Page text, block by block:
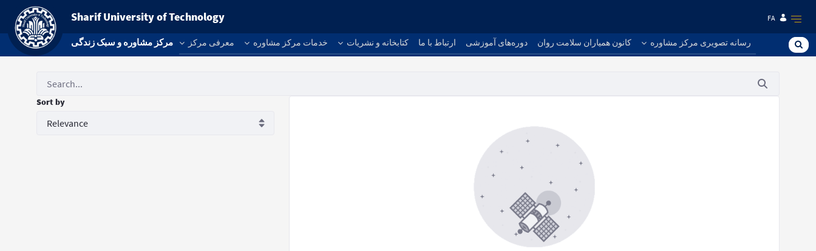
Sharif University of Technology FA
مرکز مشاوره و سبک زندگی معرفی مرکز خدمات مرکز مشاوره کتابخانه و نشریات ارتباط با ما دوره‌های آموزشی کانون همیاران سلامت روان رسانه تصویری مرکز مشاوره
Sort by